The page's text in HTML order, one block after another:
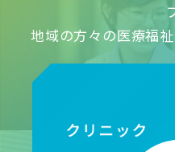
地域の方々の医療福